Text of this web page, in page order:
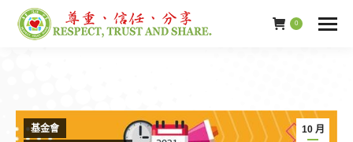
0
10 月
基金會